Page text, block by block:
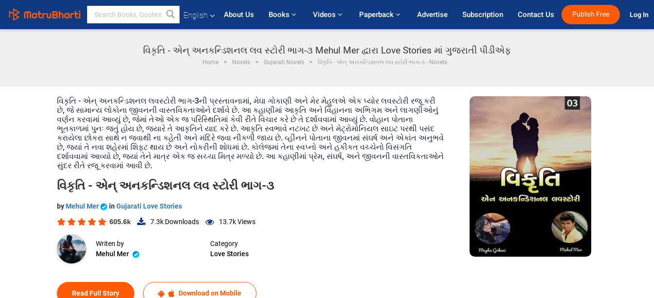
English About Us Books Videos Paperback Advertise Subscription Contact Us Publish Free Log In
વિકૃતિ - એન્ અનકન્ડિશનલ લવ સ્ટોરી ભાગ-૩ Mehul Mer દ્વારા Love Stories માં ગુજરાતી પીડીએફ
Home Novels Gujarati Novels વિકૃતિ - એન્ અનકન્ડિશનલ લવ સ્ટોરી ભાગ-૩ - Novels
વિકૃતિ - એન્ અનકન્ડિશનલ લવસ્ટોરી ભાગ-3ની પ્રસ્તાવનામાં, મેઘા ગોકાણી અને મેર મેહુલએ એક પ્યોર લવસ્ટોરી રજૂ કરી
છે, જે સામાન્ય લોકોના જીવનની વાસ્તવિકતાઓને દર્શાવે છે. આ કહાણીમાં આકૃતિ અને વિહાનના અભિગમ અને લાગણીઓનું
વર્ણન કરવામાં આવ્યું છે, જેમાં તેઓ એક જ પરિસ્થિતિમાં કેવી રીતે વિચાર કરે છે તે દર્શાવવામાં આવ્યું છે. વોહાન પોતાના
ભૂતકાળમાં પુનઃ જતું હોય છે, જ્યારે તે આકૃતિને યાદ કરે છે. આકૃતિ સ્વભાવે નટખટ છે અને મેટ્રોમોનિયલ સાઇટ પરથી પસંદ
કરાયેલા છોકરા સાથે ન જવાથી ના કહેતી અને મંદિરે જવા નીકળી જાય છે. વ્હીનને પોતાના જીવનમાં સંઘર્ષ અને એકાંત અનુભવે
છે, જ્યાં તે નવા શહેરમાં શિફ્ટ થાય છે અને નોકરીની શોધમાં છે. કોલેજમાં તેના સ્વપ્નો અને હકીકત વચ્ચેનો વિસંગતિ
દર્શાવવામાં આવ્યો છે, જ્યાં તેને માત્ર એક જ સચ્ચા મિત્ર મળ્યો છે. આ કહાણીમાં પ્રેમ, સંઘર્ષ, અને જીવનની વાસ્તવિકતાઓને
સુંદર રીતે રજૂ કરવામાં આવી છે.
વિકૃતિ - એન્ અનકન્ડિશનલ લવ સ્ટોરી ભાગ-૩
by Mehul Mer in Gujarati Love Stories
605.6k 7.3k Downloads 13.7kViews
Writen by
Mehul Mer
Category
Love Stories
Read Full Story Download on Mobile